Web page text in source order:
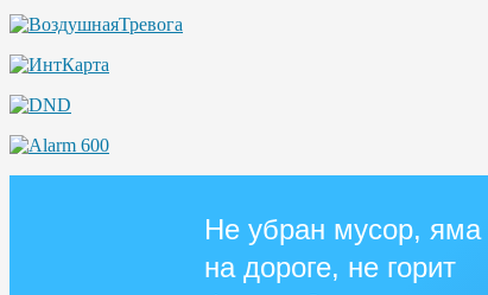
Не убран мусор, яма
на дороге, не горит